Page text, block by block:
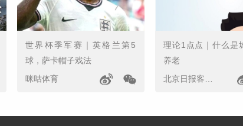
世界杯季军赛｜英格兰第5
球，萨卡帽子戏法
咪咕体育
理论1点点｜什么是
养老